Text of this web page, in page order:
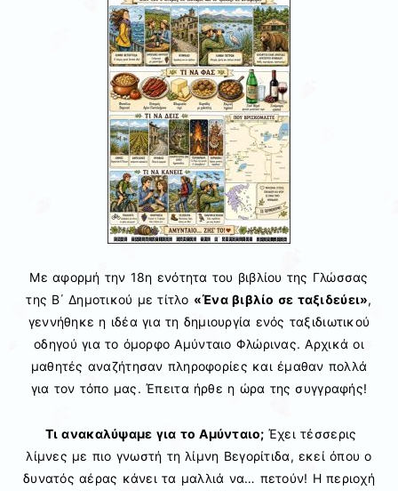
Με αφορμή την 18η ενότητα του βιβλίου της Γλώσσας
της Β΄ Δημοτικού με τίτλο «Ένα βιβλίο σε ταξιδεύει»,
γεννήθηκε η ιδέα για τη δημιουργία ενός ταξιδιωτικού
οδηγού για το όμορφο Αμύνταιο Φλώρινας. Αρχικά οι
μαθητές αναζήτησαν πληροφορίες και έμαθαν πολλά
για τον τόπο μας. Έπειτα ήρθε η ώρα της συγγραφής!
Τι ανακαλύψαμε για το Αμύνταιο; Έχει τέσσερις
λίμνες με πιο γνωστή τη λίμνη Βεγορίτιδα, εκεί όπου ο
δυνατός αέρας κάνει τα μαλλιά να… πετούν! Η περιοχή